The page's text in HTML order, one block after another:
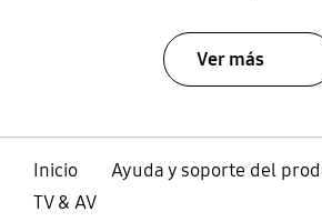
Ver más
Inicio
Ayuda y soporte del
TV & AV